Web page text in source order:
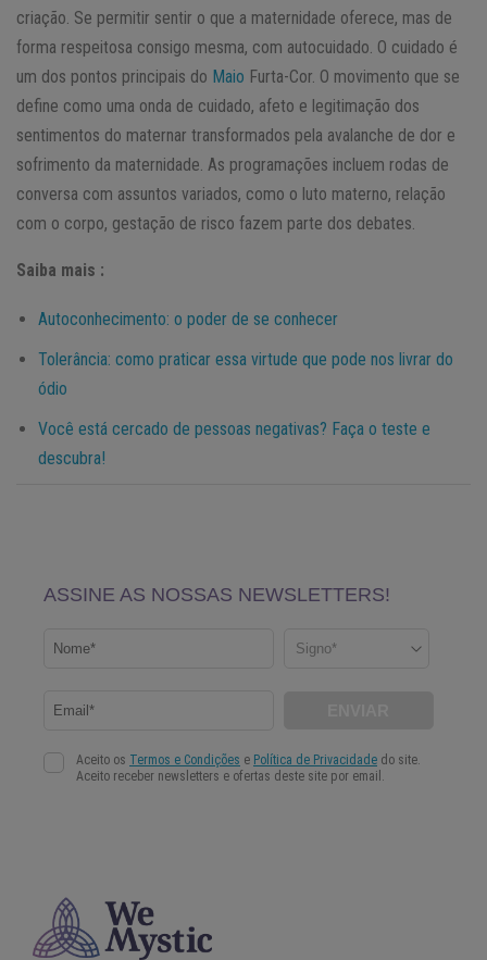
criação. Se permitir sentir o que a maternidade oferece, mas de
forma respeitosa consigo mesma, com autocuidado. O cuidado é
um dos pontos principais do Maio Furta-Cor. O movimento que se
define como uma onda de cuidado, afeto e legitimação dos
sentimentos do maternar transformados pela avalanche de dor e
sofrimento da maternidade. As programações incluem rodas de
conversa com assuntos variados, como o luto materno, relação
com o corpo, gestação de risco fazem parte dos debates.
Saiba mais :
Autoconhecimento: o poder de se conhecer
Tolerância: como praticar essa virtude que pode nos livrar do
ódio
Você está cercado de pessoas negativas? Faça o teste e
descubra!